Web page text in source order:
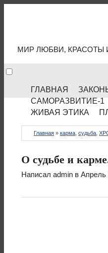
МИР ЛЮБВИ, КРАСОТЫ
ГЛАВНАЯ
САМОРАЗВИТИЕ-1
ЖИВАЯ ЭТИКА
Главная » карма судьба
О судьбе и
Написал admin в Апрель